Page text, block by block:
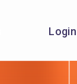
Login